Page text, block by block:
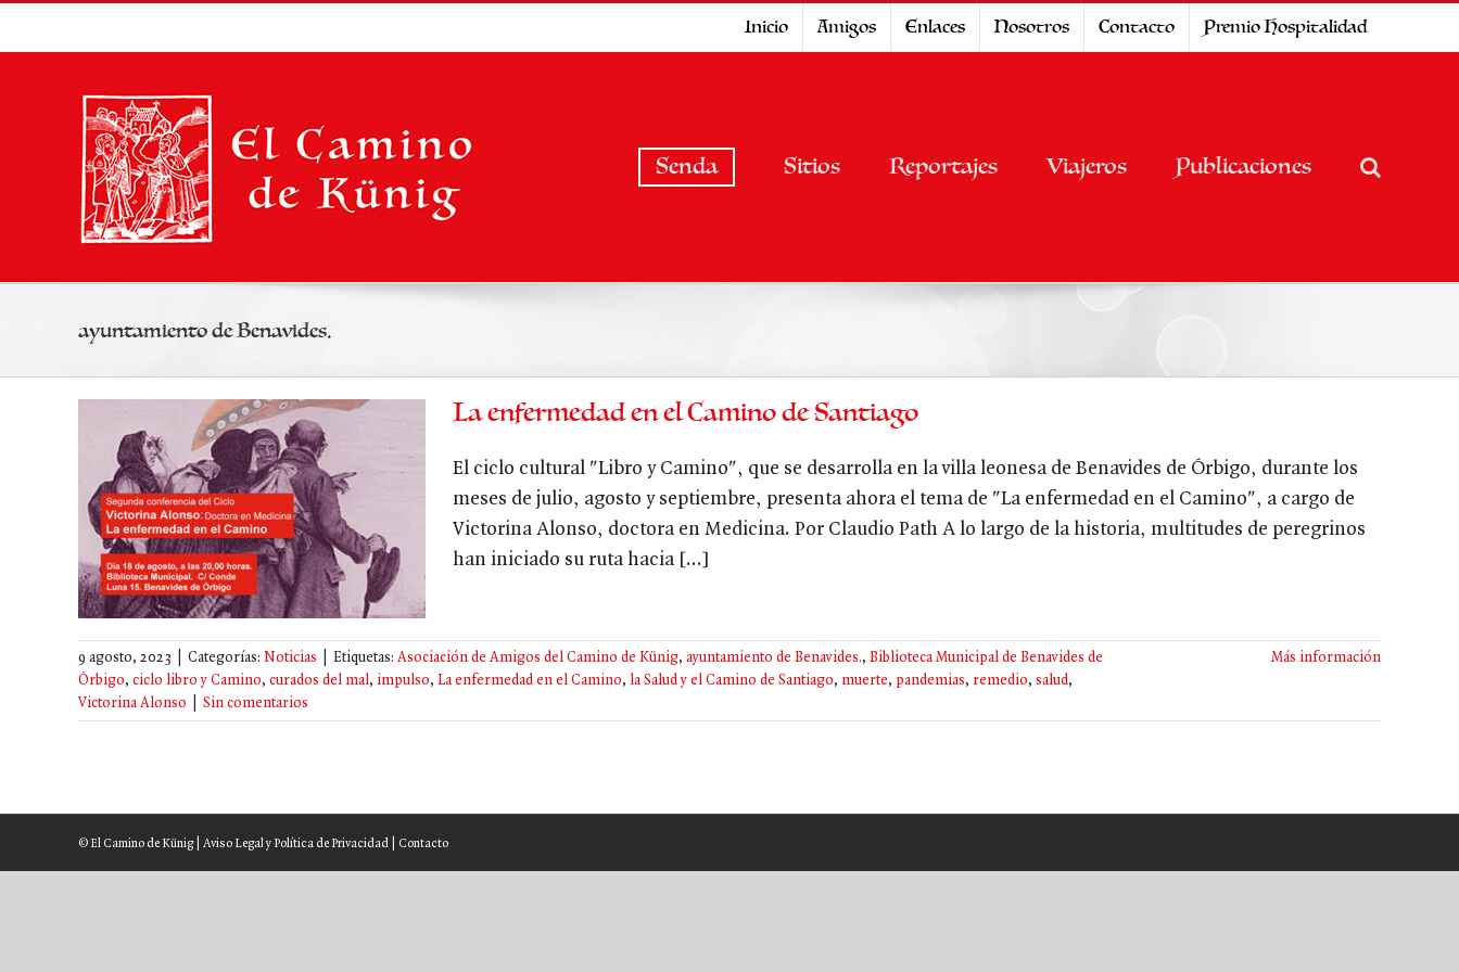
Inicio Amigos Enlaces Nosotros Contacto Premio Hospitalidad
Senda Sitios Reportajes Viajeros Publicaciones
ayuntamiento de Benavides.
La enfermedad en el Camino de Santiago
El ciclo cultural "Libro y Camino", que se desarrolla en la villa leonesa de Benavides de Órbigo, durante los
meses de julio, agosto y septiembre, presenta ahora el tema de "La enfermedad en el Camino", a cargo de
Victorina Alonso, doctora en Medicina. Por Claudio Path A lo largo de la historia, multitudes de peregrinos
han iniciado su ruta hacia [...]
9 agosto, 2023 Categorías: Noticias Etiquetas: Asociación de Amigos del Camino de Künig, ayuntamiento de Benavides., Biblioteca Municipal de Benavides de
Órbigo, ciclo libro y Camino, curados del mal, impulso, La enfermedad en el Camino, la Salud y el Camino de Santiago, muerte, pandemias, remedio, salud,
Victorina Alonso
Sin comentarios
Más información
© El Camino de Künig | Aviso Legal y Política de Privacidad Contacto